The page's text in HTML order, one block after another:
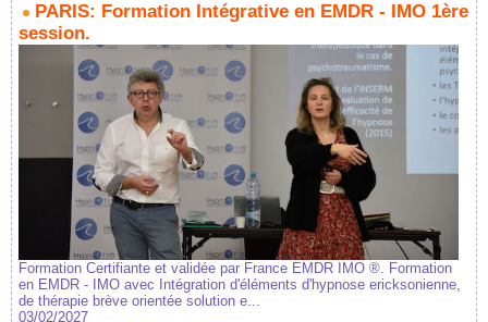
PARIS: Formation Intégrative en EMDR - IMO 1ère
session.
Formation Certifiante et validée par France EMDR IMO ®. Formation
en EMDR - IMO avec Intégration d'éléments d'hypnose ericksonienne,
de thérapie brève orientée solution e...
03/02/2027